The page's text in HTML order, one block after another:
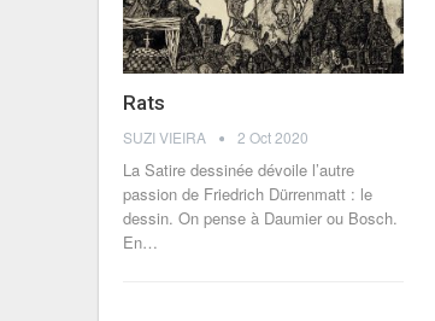
Rats
SUZI VIEIRA 2 Oct 2020
La Satire dessinée dévoile l’autre
passion de Friedrich Dürrenmatt : le
dessin. On pense à Daumier ou Bosch.
En…